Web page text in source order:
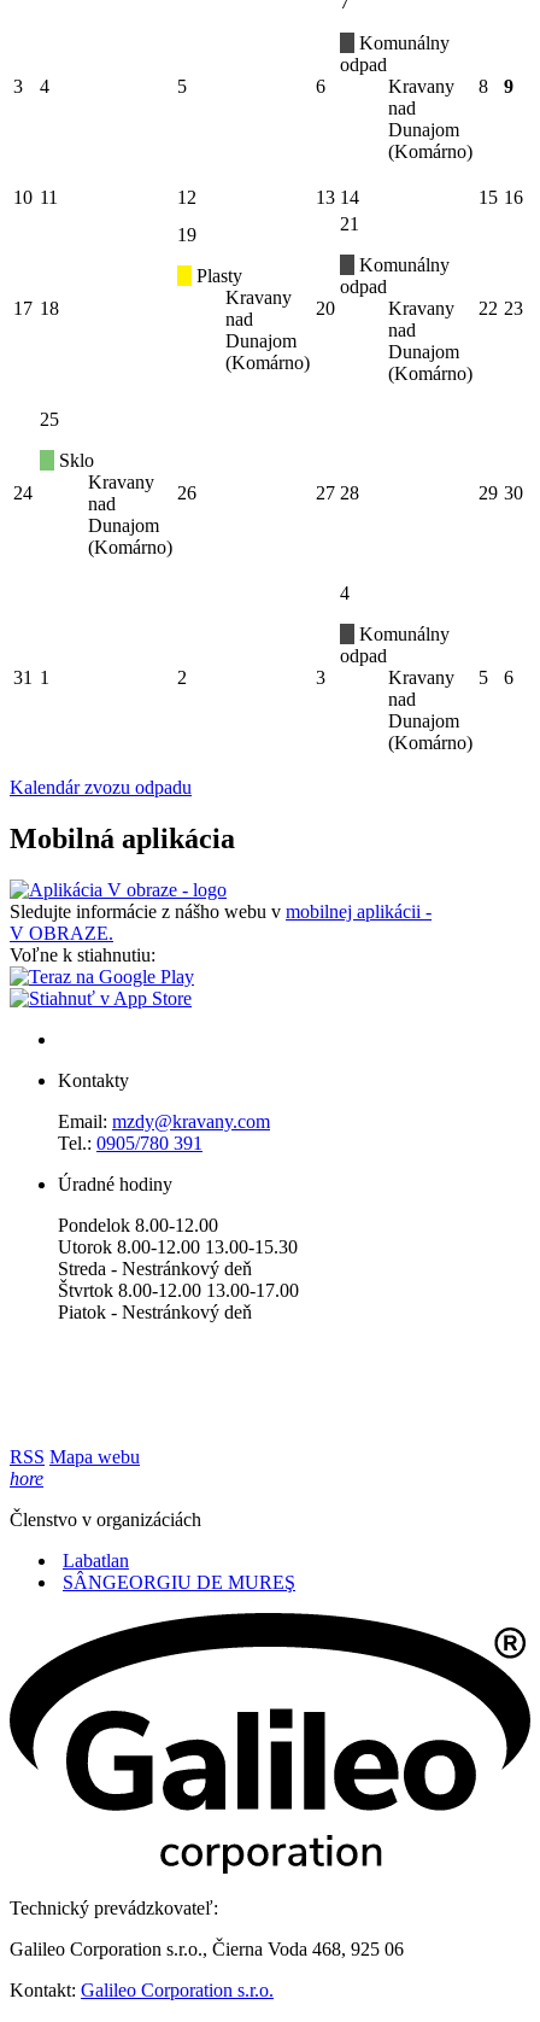
3 4 5 6
Komunálny
odpad
Kravany
nad
Dunajom
(Komárno)
8 9
10 11 12 13 14 15 16
17 18
19
Plasty
Kravany
nad
Dunajom
(Komárno)
20
21
Komunálny
odpad
Kravany
nad
Dunajom
(Komárno)
22 23
24
25
Sklo
Kravany
nad
Dunajom
(Komárno)
26 27 28 29 30
31 1 2 3
4
Komunálny
odpad
Kravany
nad
Dunajom
(Komárno)
5 6
Kalendár zvozu odpadu
Mobilná aplikácia
Sledujte informácie z nášho webu v mobilnej aplikácii -
V OBRAZE.
Voľne k stiahnutiu:
Kontakty
Email: mzdy@kravany.com
Tel.: 0905/780 391
Úradné hodiny
Pondelok 8.00-12.00
Utorok 8.00-12.00 13.00-15.30
Streda - Nestránkový deň
Štvrtok 8.00-12.00 13.00-17.00
Piatok - Nestránkový deň
RSS Mapa webu
hore
Členstvo v organizáciách
Labatlan
SÂNGEORGIU DE MUREŞ
Technický prevádzkovateľ:
Galileo Corporation s.r.o., Čierna Voda 468, 925 06
Kontakt: Galileo Corporation s.r.o.